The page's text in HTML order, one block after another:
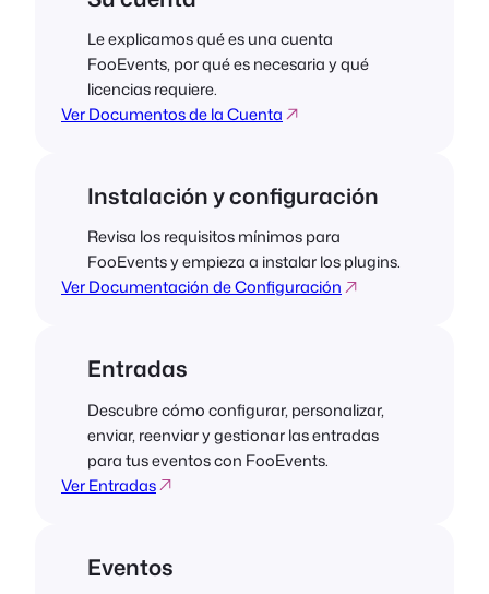
Le explicamos qué es una cuenta
FooEvents, por qué es necesaria y qué
licencias requiere.
Ver Documentos de la Cuenta
Instalación y configuración
Revisa los requisitos mínimos para
FooEvents y empieza a instalar los plugins.
Ver Documentación de Configuración
Entradas
Descubre cómo configurar, personalizar,
enviar, reenviar y gestionar las entradas
para tus eventos con FooEvents.
Ver Entradas
Eventos